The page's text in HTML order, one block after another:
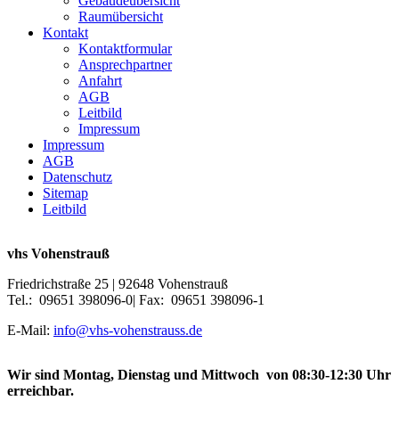
Raumübersicht
Kontakt
Kontaktformular
Ansprechpartner
Anfahrt
AGB
Leitbild
Impressum
Impressum
AGB
Datenschutz
Sitemap
Leitbild
vhs Vohenstrauß
Friedrichstraße 25 | 92648 Vohenstrauß
Tel.: 09651 398096-0| Fax: 09651 398096-1
E-Mail: info@vhs-vohenstrauss.de
Wir sind Montag, Dienstag und Mittwoch von 08:30-12:30 Uhr
erreichbar.